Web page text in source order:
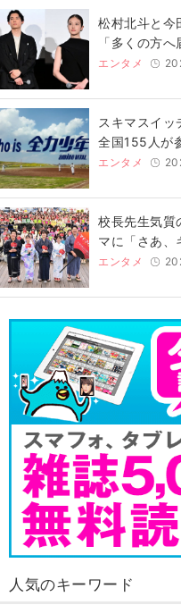
松村北斗と今
「多くの方へ
エンタメ
スキマスイ
全国155人が
エンタメ
校長先生気
マに「さあ、
エンタメ
人気のキーワード